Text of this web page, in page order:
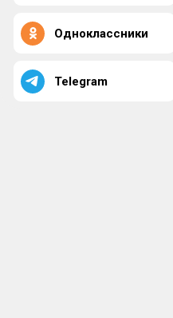
Одноклассники
Telegram